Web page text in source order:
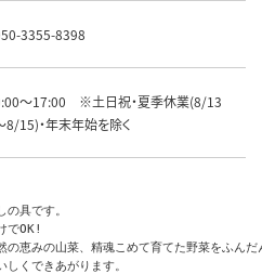
3355-8398
～17:00　※土日祝・夏季休業(8/13
8/15)・年末年始を除く
具です。
でOK!
の恵みの山菜、精魂こめて育てた野菜をふん
くできあがります。